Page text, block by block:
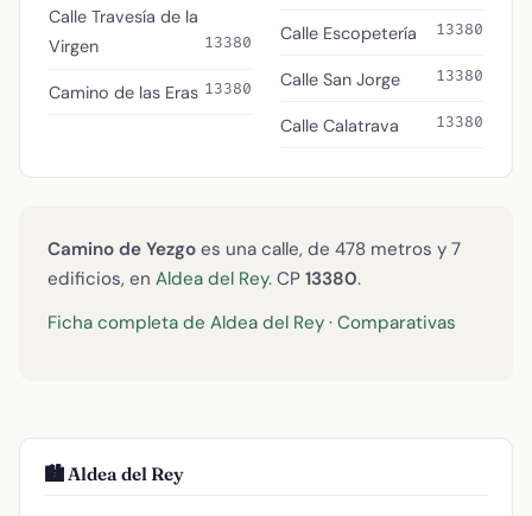
Calle Travesía de la
Virgen
13380
Camino de las Eras 13380
Calle Escopetería 13380
Calle San Jorge 13380
Calle Calatrava 13380
Camino de Yezgo es una calle, de 478 metros y 7
edificios, en Aldea del Rey. CP 13380.
Ficha completa de Aldea del Rey · Comparativas
🏙️ Aldea del Rey